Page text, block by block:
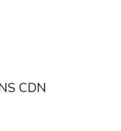
CDN